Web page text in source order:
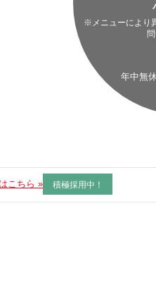
※メニューにより
年中無
こちら » 積極採用中！